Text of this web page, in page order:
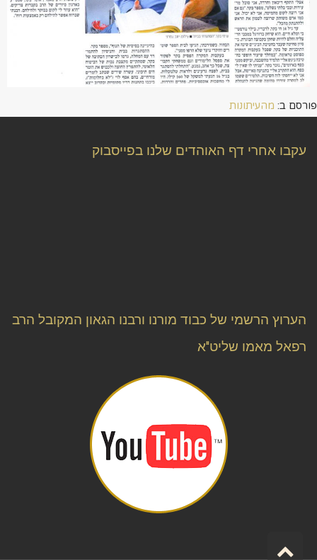
פורסם ב: מהעיתונות
עקבו אחרי דף האוהדים שלנו בפייסבוק
הערוץ הרשמי של כבוד מורנו ורבנו הגאון המקובל הרב
רפאל מאמו שליט"א